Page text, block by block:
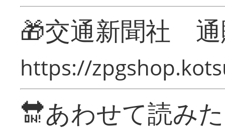
🎁交通新聞社
https://
🔛あわせて読み